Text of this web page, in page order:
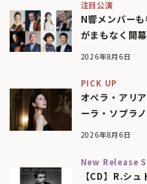
注目公演
N響メンバー
がまもなく開幕
2026年8月6日
PICK UP
オペラ・アリ
ーラ・ソプラ
2026年8月6日
New Release
【CD】R.シ